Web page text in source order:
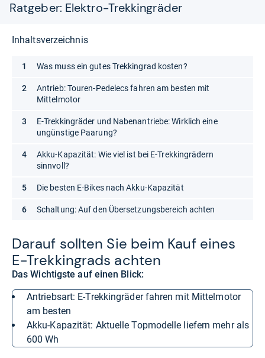
Ratgeber: Elektro-Trekkingräder
Dar­auf soll­ten Sie beim Kauf eines
E-​Trek­kin­grads ach­ten
Das Wichtigste auf einen Blick:
Antriebsart: E-Trekkingräder fahren mit Mittelmotor
am besten
Akku-Kapazität: Aktuelle Topmodelle liefern mehr als
600 Wh
Inhaltsverzeichnis
Was muss ein gutes Trekkingrad kosten?
Antrieb: Touren-Pedelecs fahren am besten mit
Mittelmotor
E-Trekkingräder und Nabenantriebe: Wirklich eine
ungünstige Paarung?
Akku-Kapazität: Wie viel ist bei E-Trekkingrädern
sinnvoll?
Die besten E-Bikes nach Akku-Kapazität
Schaltung: Auf den Übersetzungsbereich achten